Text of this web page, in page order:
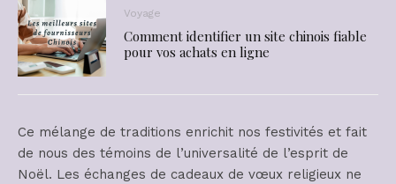
Voyage
Comment identifier un site chinois fiable
pour vos achats en ligne
Ce mélange de traditions enrichit nos festivités et fait
de nous des témoins de l’universalité de l’esprit de
Noël. Les échanges de cadeaux de vœux religieux ne